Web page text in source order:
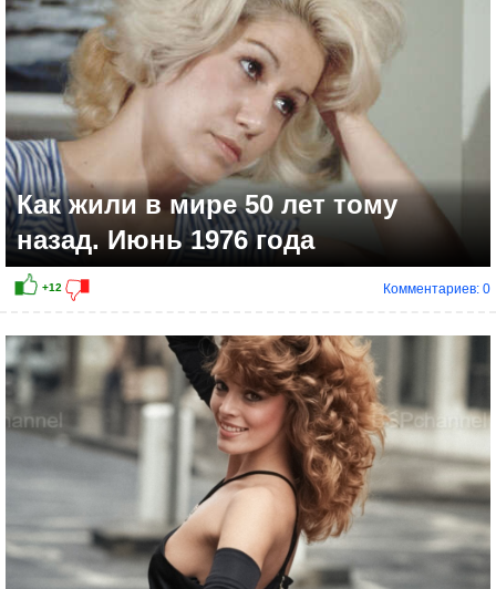
Как жили в мире 50 лет тому
назад. Июнь 1976 года
Комментариев: 0